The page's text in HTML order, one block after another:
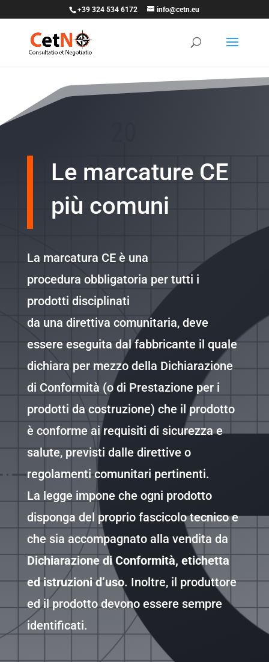
+39 324 534 6172 info@cetn.eu
Le marcature CE
più comuni
La marcatura CE è una
procedura obbligatoria per tutti i
prodotti disciplinati
da una direttiva comunitaria, deve
essere eseguita dal fabbricante il quale
dichiara per mezzo della Dichiarazione
di Conformità (o di Prestazione per i
prodotti da costruzione) che il prodotto
è conforme ai requisiti di sicurezza e
salute, previsti dalle direttive o
regolamenti comunitari pertinenti.
La legge impone che ogni prodotto
disponga del proprio fascicolo tecnicoe
che sia accompagnato alla vendita da
Dichiarazione di Conformità, etichetta
ed istruzioni d’uso. Inoltre, il produttore
ed il prodotto devono essere sempre
identificati.